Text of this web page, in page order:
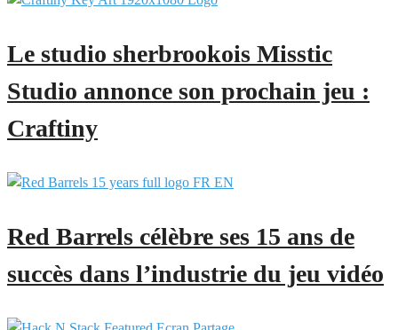
Le studio sherbrookois Misstic
Studio annonce son prochain jeu :
Craftiny
Red Barrels célèbre ses 15 ans de
succès dans l’industrie du jeu vidéo